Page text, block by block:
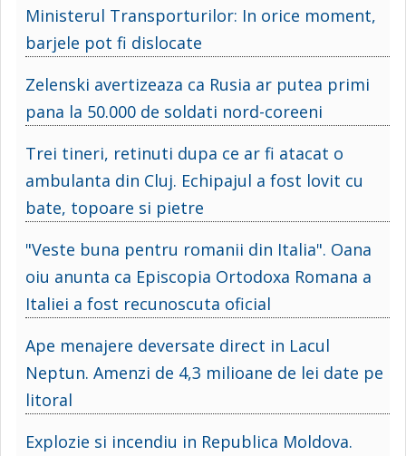
Ministerul Transporturilor: In orice moment,
barjele pot fi dislocate
Zelenski avertizeaza ca Rusia ar putea primi
pana la 50.000 de soldati nord-coreeni
Trei tineri, retinuti dupa ce ar fi atacat o
ambulanta din Cluj. Echipajul a fost lovit cu
bate, topoare si pietre
"Veste buna pentru romanii din Italia". Oana
oiu anunta ca Episcopia Ortodoxa Romana a
Italiei a fost recunoscuta oficial
Ape menajere deversate direct in Lacul
Neptun. Amenzi de 4,3 milioane de lei date pe
litoral
Explozie si incendiu in Republica Moldova.